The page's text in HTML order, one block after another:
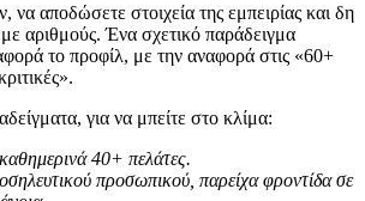
αποδώσετε στοιχεία της εμπειρίας και δη
αριθμούς. Ένα σχετικό παράδειγμα
το προφίλ, με την αναφορά στις «60+
για να μπείτε στο κλίμα:
40+ πελάτες.
προσωπικού, παρείχα φροντίδα σε